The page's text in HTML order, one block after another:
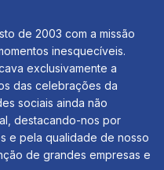
de 2003 com a missão
inesquecíveis.
exclusivamente a
das celebrações da
sociais ainda não
destacando-nos por
e pela qualidade de nosso
de grandes empresas e